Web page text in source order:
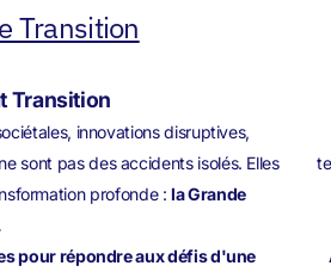
Transition
Transition
innovations disruptives,
sont pas des accidents isolés. Elles
profonde :la Grande
pour répondre aux défis d'une